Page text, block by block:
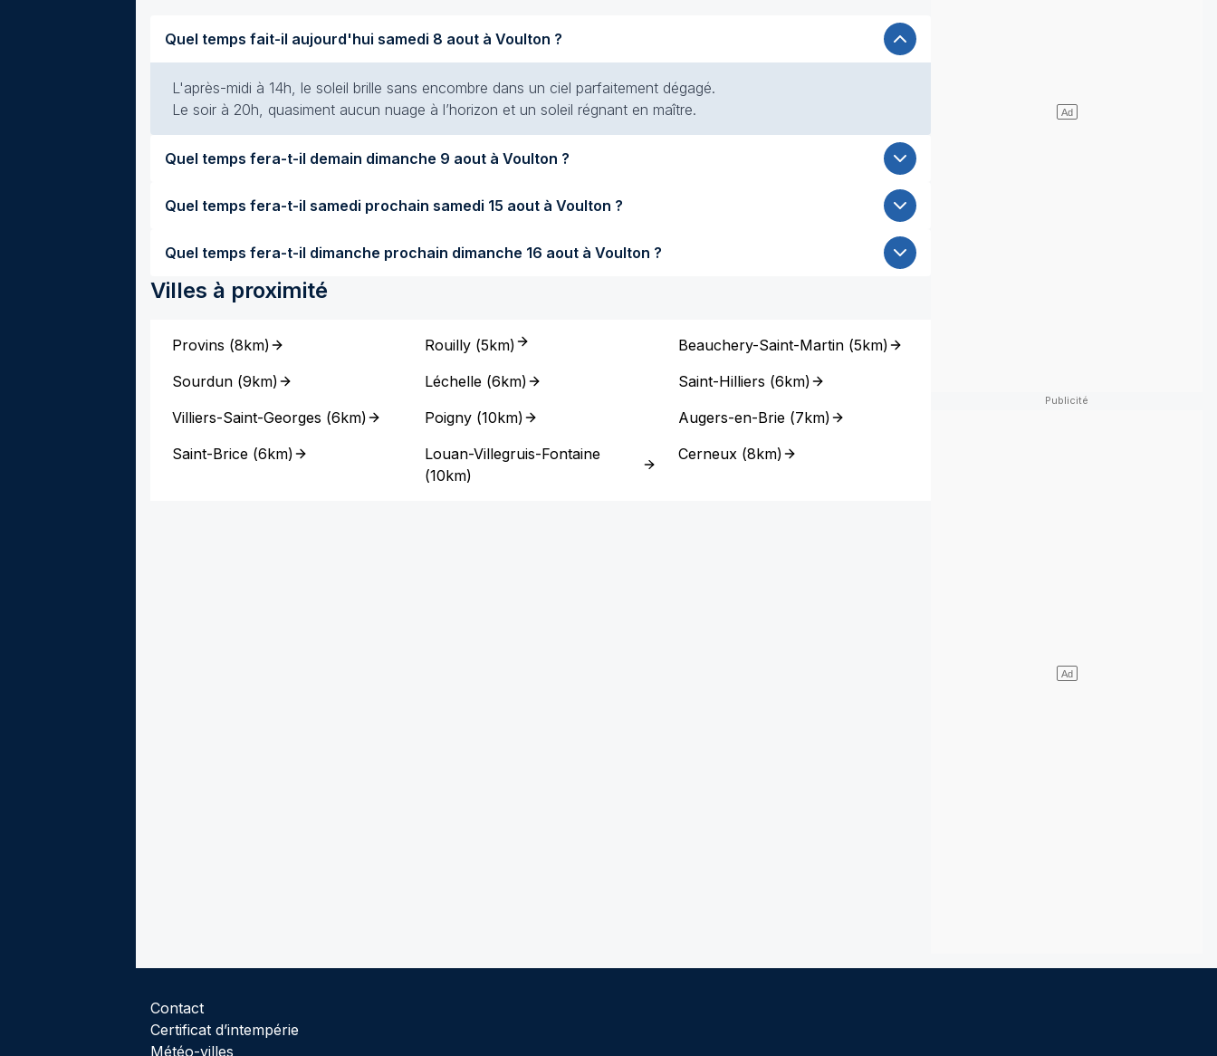
Quel temps fait-il aujourd'hui samedi 8 aout à Voulton ?
L'après-midi à 14h, le soleil brille sans encombre dans un ciel parfaitement dégagé.
Le soir à 20h, quasiment aucun nuage à l’horizon et un soleil régnant en maître.
Quel temps fera-t-il demain dimanche 9 aout à Voulton ?
Quel temps fera-t-il samedi prochain samedi 15 aout à Voulton ?
Quel temps fera-t-il dimanche prochain dimanche 16 aout à Voulton ?
Villes à proximité
Provins (8km)
Sourdun (9km)
Villiers-Saint-Georges (6km)
Saint-Brice (6km)
Rouilly (5km)
Léchelle (6km)
Poigny (10km)
Louan-Villegruis-Fontaine
(10km)
Beauchery-Saint-Martin(5km)
Saint-Hilliers (6km)
Augers-en-Brie(7km)
Cerneux(8km)
Contact
Certificat d’intempérie
Météo-villes